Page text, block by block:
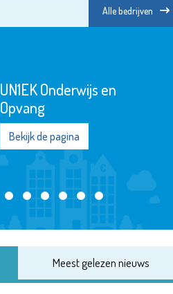
Alle bedrijven
UN1EK Onderwijs en
Opvang
Bekijk de pagina
Meest gelezen nieuws